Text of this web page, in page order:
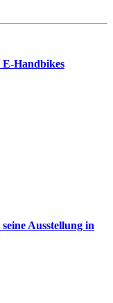
Handbikes
Ausstellung in